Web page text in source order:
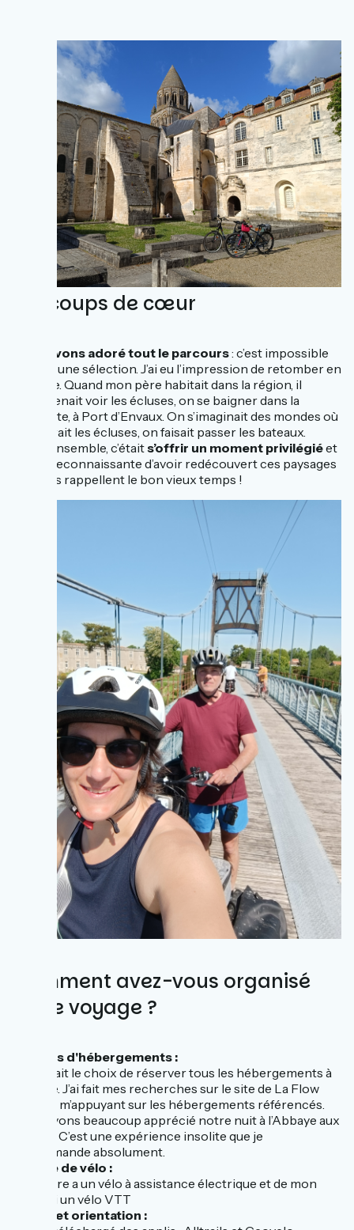
Les coups de cœur
Nous avons adoré tout le parcours: c’est impossible
de faire une sélection. J’ai eu l’impression de retomber en
enfance. Quand mon père habitait dans la région, il
m’emmenait voir les écluses, on se baigner dans la
Charente, à Port d’Envaux. On s’imaginait des mondes où
on ouvrait les écluses, on faisait passer les bateaux.
Partir ensemble, c’étaits’offrir un moment privilégiéet
je suis reconnaissante d’avoir redécouvert ces paysages
qui nous rappellent le bon vieux temps !
Comment avez-vous organisé
votre voyage ?
Types d'hébergements :
J’avais fait le choix de réserver tous les hébergements à
l’avance. J’ai fait mes recherches sur le site de La Flow
Vélo en m’appuyant sur les hébergements référencés.
Nous avons beaucoup apprécié notre nuit à l’Abbaye aux
Dames. C’est une expérience insolite que je
recommande absolument.
• Type de vélo :
Mon père a un vélo à assistance électrique et de mon
côté, j’ai un vélo VTT
GPS et orientation :